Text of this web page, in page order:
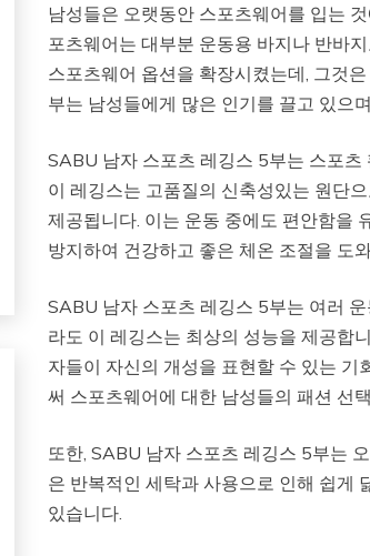
남성들은 오랫동안 스포츠웨어를 입는
포츠웨어는 대부분 운동용 바지나 반바
스포츠웨어 옵션을 확장시켰는데, 그것
부는 남성들에게 많은 인기를 끌고 있으
SABU 남자 스포츠 레깅스 5부는 스포
이 레깅스는 고품질의 신축성있는 원단
제공됩니다. 이는 운동 중에도 편안함을
방지하여 건강하고 좋은 체온 조절을 도
SABU 남자 스포츠 레깅스 5부는 여러
라도 이 레깅스는 최상의 성능을 제공합
자들이 자신의 개성을 표현할 수 있는 기
써 스포츠웨어에 대한 남성들의 패션 선
또한, SABU 남자 스포츠 레깅스 5부는
은 반복적인 세탁과 사용으로 인해 쉽게
있습니다.